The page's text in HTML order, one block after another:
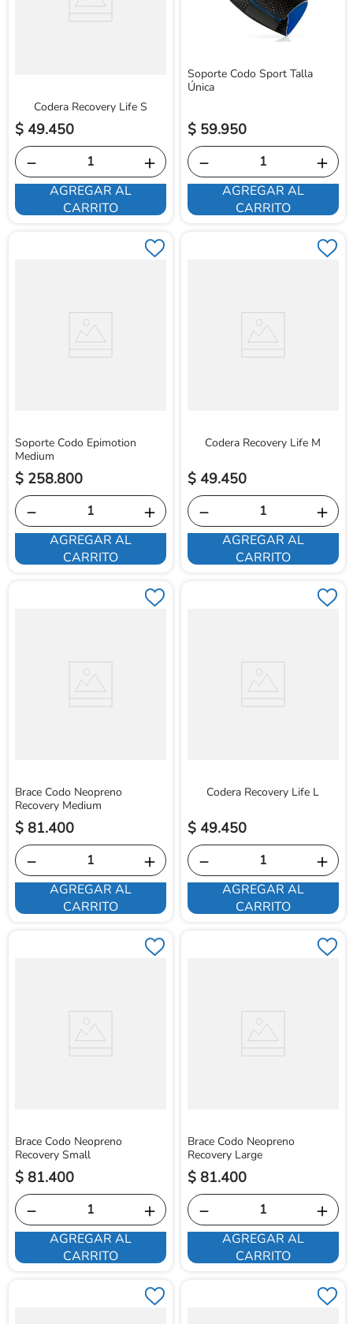
Codera Recovery Life S
$ 49.450
＋
－
AGREGAR AL
CARRITO
Soporte Codo Sport Talla
Única
$ 59.950
＋
－
AGREGAR AL
CARRITO
Soporte Codo Epimotion
Medium
$ 258.800
＋
－
AGREGAR AL
CARRITO
Codera Recovery Life M
$ 49.450
＋
－
AGREGAR AL
CARRITO
Brace Codo Neopreno
Recovery Medium
$ 81.400
＋
－
AGREGAR AL
CARRITO
Codera Recovery Life L
$ 49.450
＋
－
AGREGAR AL
CARRITO
Brace Codo Neopreno
Recovery Small
$ 81.400
＋
－
AGREGAR AL
CARRITO
Brace Codo Neopreno
Recovery Large
$ 81.400
＋
－
AGREGAR AL
CARRITO